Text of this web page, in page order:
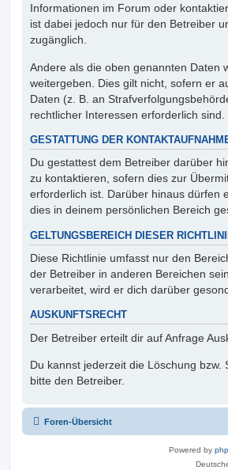
Informationen im Forum oder
ist dabei jedoch nur für den Betreiber
zugänglich.
Andere als die oben genannten Daten
weitergeben. Dies gilt nicht, sofern er
Daten (z. B. an
rechtlicher Interessen erforderlich sind.
GESTATTUNG DER
Du gestattest dem Betreiber darüber
zu kontaktieren, sofern dies zur
erforderlich ist. Darüber hinaus dürfen
dies in deinem persönlichen Bereich
GELTUNGSBEREICH DIESER
Diese Richtlinie umfasst nur den
der Betreiber in anderen Bereichen
verarbeitet, wird er dich darüber
AUSKUNFTSRECHT
Der Betreiber erteilt dir auf Anfrage
Du kannst jederzeit die Löschung
bitte den Betreiber.
Foren-Übersicht
Powered by